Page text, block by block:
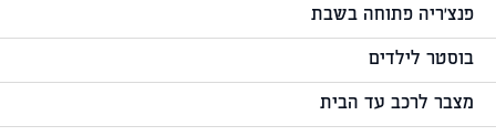
פנצ'ריה פתוחה בשבת
בוסטר לילדים
מצבר לרכב עד הבית